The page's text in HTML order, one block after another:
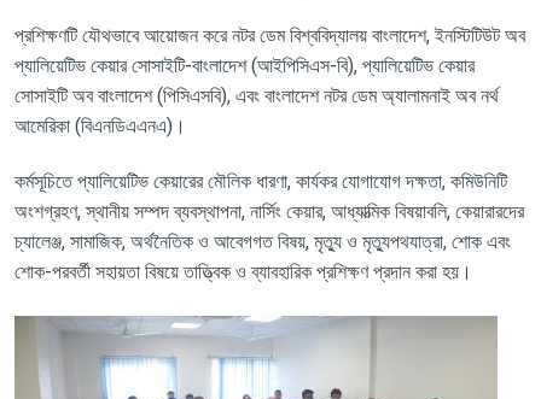
প্রশিক্ষণটি যৌথভাবে আয়োজন করে নটর ডেম বিশ্ববিদ্যালয় বাংলাদেশ,ইনস্টিটিউট অব
প্যালিয়েটিভ কেয়ার সোসাইটি-বাংলাদেশ(আইপিসিএস-বি), প্যালিয়েটিভ কেয়ার
সোসাইটি অব বাংলাদেশ(পিসিএসবি), এবং বাংলাদেশ নটর ডেম অ্যালামনাই অব নর্থ
আমেরিকা(বিএনডিএএনএ) ।
কর্মসূচিতে প্যালিয়েটিভ কেয়ারের মৌলিক ধারণা, কার্যকর যোগাযোগ দক্ষতা, কমিউনিটি
অংশগ্রহণ,স্থানীয় সম্পদ ব্যবস্থাপনা, নার্সিং কেয়ার, আধ্যাত্মিক বিষয়াবলি, কেয়ারারদের
চ্যালেঞ্জ, সামাজিক, অর্থনৈতিক ও আবেগগত বিষয়, মৃত্যু ও মৃত্যুপথযাত্রা, শোক এবং
শোক-পরবর্তী সহায়তা বিষয়ে তাত্ত্বিক ও ব্যাবহারিক প্রশিক্ষণ প্রদান করা হয়।